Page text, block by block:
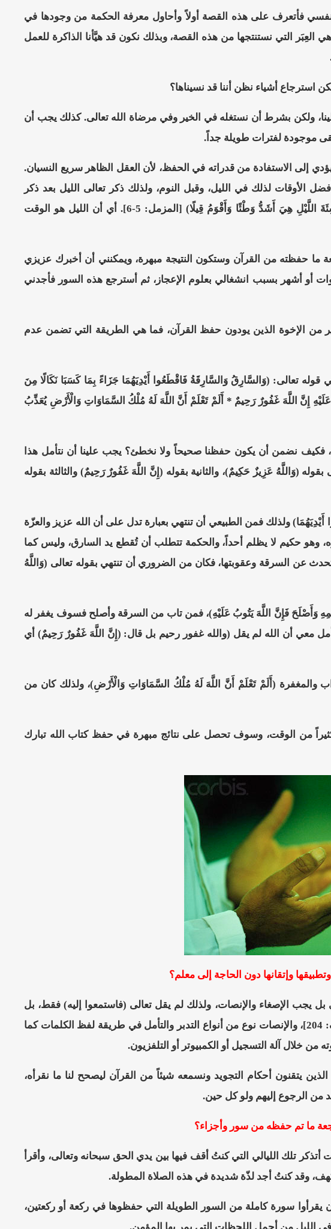
فأتعرف على هذه القصة أولاً وأحاول معرفة الحكمة من وجودها في
العِبَر التي نستنتجها من هذه القصة، وبذلك نكون قد هيَّأنا الذاكرة للعمل
أشياء نظن أننا قد نسيناها؟
ولكن بشرط أن نستغله في الخير وفي مرضاة الله تعالى. كذلك يجب أن
موجودة لفترات طويلة جداً.
إلى الاستفادة من قدراته في الحفظ، لأن العقل الظاهر سريع النسيان.
الأوقات لذلك في الليل، وقبل النوم، ولذلك ذكر تعالى الليل بعد ذكر
القول الثقيل وهو القرآن فقال: (إِنَّا سَنُلْقِي عَلَيْكَ قَوْلًا ثَقِيلًا * إِنَّ نَاشِئَةَ اللَّيْلِ هِيَ أَشَدُّ وَطْئًا وَأَقْوَمُ قِيلًا) [المزمل: 5-6]. أي أن الليل هو الوقت
حفظته من القرآن وستكون النتيجة مبهرة، ويمكنني أن أخبرك عزيزي
أو أشهر بسبب انشغالي بعلوم الإعجاز، ثم أسترجع هذه السور فأجدني
من الإخوة الذين يودون حفظ القرآن، فما هي الطريقة التي تضمن عدم
تعالى: (وَالسَّارِقُ وَالسَّارِقَةُ فَاقْطَعُوا أَيْدِيَهُمَا جَزَاءً بِمَا كَسَبَا نَكَالًا مِنَ
إِنَّ اللَّهَ غَفُورٌ رَحِيمٌ * أَلَمْ تَعْلَمْ أَنَّ اللَّهَ لَهُ مُلْكُ السَّمَاوَاتِ وَالْأَرْضِ يُعَذِّبُ
عن الأخرى، فكيف نضمن أن يكون حفظنا صحيحاً ولا نخطئ؟ يجب علينا أن نتأمل هذا
(وَاللَّهُ عَزِيزٌ حَكِيمٌ)، والثانية بقوله (إِنَّ اللَّهَ غَفُورٌ رَحِيمٌ) والثالثة بقوله
ولذلك فمن الطبيعي أن تنتهي بعبارة تدل على أن الله عزيز والعزّة
وهو حكيم لا يظلم أحداً، والحكمة تتطلب أن تُقطع يد السارق، وليس كما
عن السرقة وعقوبتها، فكان من الضروري أن تنتهي بقوله تعالى (وَاللَّهُ
وَأَصْلَحَ فَإِنَّ اللَّهَ يَتُوبُ عَلَيْهِ)، فمن تاب من السرقة وأصلح فسوف يغفر له
معي أن الله لم يقل (والله غفور رحيم بل قال: (إِنَّ اللَّهَ غَفُورٌ رَحِيمٌ) أي
والمغفرة (أَلَمْ تَعْلَمْ أَنَّ اللَّهَ لَهُ مُلْكُ السَّمَاوَاتِ وَالْأَرْضِ)، ولذلك كان من
من الوقت، وسوف تحصل على نتائج مبهرة في حفظ كتاب الله تبارك
وإتقانها دون الحاجة إلى معلم؟
يجب الإصغاء والإنصات، ولذلك لم يقل تعالى (فاستمعوا إليه) فقط، بل
قال: (وَإِذَا قُرِئَ الْقُرْآَنُ فَاسْتَمِعُوا لَهُ وَأَنْصِتُوا لَعَلَّكُمْ تُرْحَمُونَ) [الأعراف: 204]، والإنصات نوع من أنواع التدبر والتأمل في طريقة لفظ الكلمات كما
خلال آلة التسجيل أو الكمبيوتر أو التلفزيون.
يتقنون أحكام التجويد ونسمعه شيئاً من القرآن ليصحح لنا ما نقرأه،
بد من الرجوع إليهم ولو كل حين.
ما تم حفظه من سور وأجزاء؟
تلك الليالي التي كنتُ أقف فيها بين يدي الحق سبحانه وتعالى، وأقرأ
وقد كنتُ أجد لذّة شديدة في هذه الصلاة المطولة.
يقرأوا سورة كاملة من السور الطويلة التي حفظوها في ركعة أو ركعتين،